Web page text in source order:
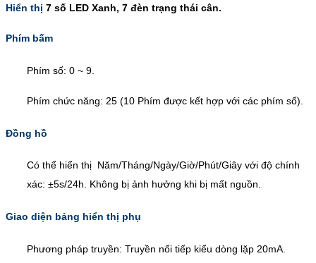
Hiển thị 7 số LED Xanh, 7 đèn trạng thái cân.
Phím bấm
Phím số: 0 ~ 9.
Phím chức năng: 25 (10 Phím được kết hợp với các phím số).
Đồng hồ
Có thể hiển thị Năm/Tháng/Ngày/Giờ/Phút/Giây với độ chính
xác: ±5s/24h. Không bị ảnh hưởng khi bị mất nguồn.
Giao diện bảng hiển thị phụ
Phương pháp truyền: Truyền nối tiếp kiểu dòng lặp 20mA.